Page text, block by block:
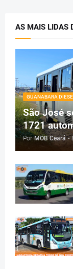
AS MAIS LIDAS
GUANABARA
São José
1721
Por MOB Ceará -